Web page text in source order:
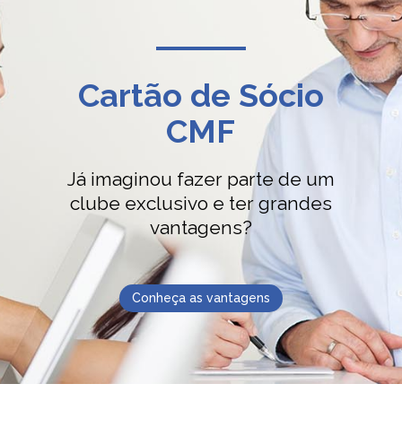
Cartão de Sócio
CMF
Já imaginou fazer parte de um
clube exclusivo e ter grandes
vantagens?
Conheça as vantagens